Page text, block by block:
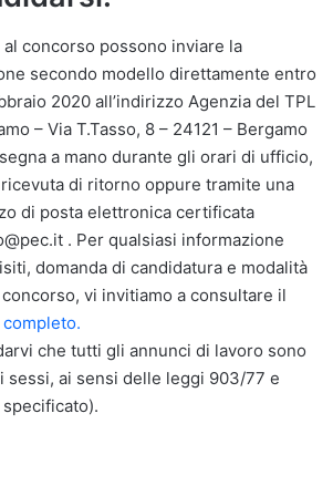
concorso possono inviare la
secondo modello direttamente entro
2020 all’indirizzo Agenzia del TPL
– Via T.Tasso, 8 – 24121 – Bergamo
a mano durante gli orari di ufficio,
di ritorno oppure tramite una
di posta elettronica certificata
. Per qualsiasi informazione
domanda di candidatura e modalità
vi invitiamo a consultare il
che tutti gli annunci di lavoro sono
sessi, ai sensi delle leggi 903/77 e